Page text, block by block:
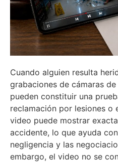
Cuando alguien resulta
grabaciones de cámaras
pueden constituir una
reclamación por lesiones o
video puede mostrar
accidente, lo que ayuda
negligencia y las
embargo, el video no se